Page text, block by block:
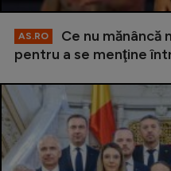
AS.RO
Ce nu mănâncă
pentru a se menţine